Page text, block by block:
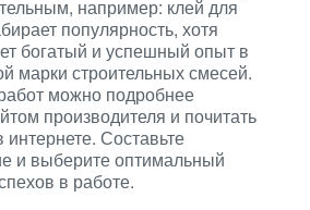
например: клей для
популярность, хотя
богатый и успешный опыт в
марки строительных смесей.
можно подробнее
производителя и почитать
Составьте
и выберите оптимальный
в работе.